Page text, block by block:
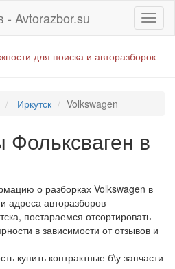
- Avtorazbor.su
для поиска и авторазборок
Иркутск Volkswagen
в
о разборках Volkswagen в
адреса авторазборов
постараемся отсортировать
в зависимости от отзывов и
купить контрактные б\у запчасти